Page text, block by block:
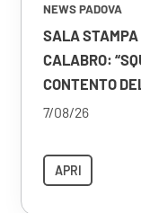
NEWS PADOVA
SALA STAMPA
CALABRO:
CONTENTO
7/08/26
APRI